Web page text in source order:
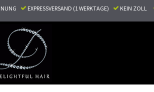
EXPRESSVERSAND (1 WERKTAGE) KEIN ZOLL